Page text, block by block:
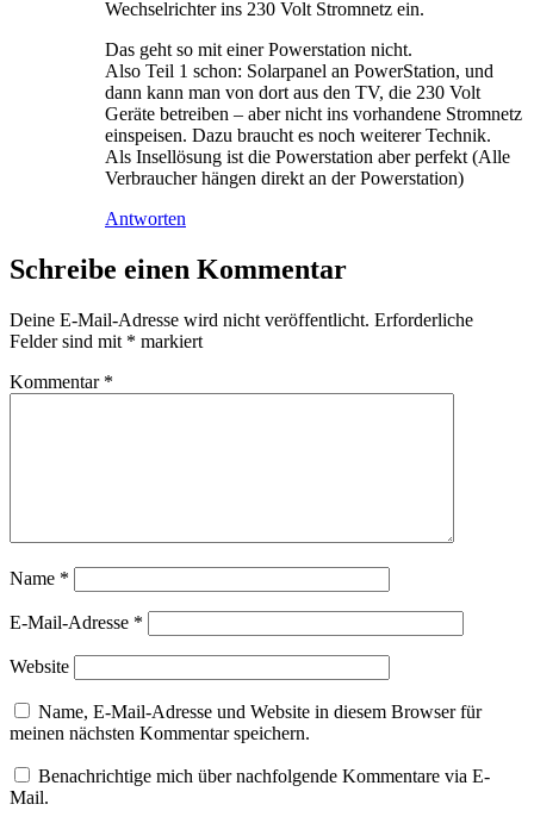
Wechselrichter ins 230 Volt Stromnetz ein.
Das geht so mit einer Powerstation nicht.
Also Teil 1 schon: Solarpanel an PowerStation, und
dann kann man von dort aus den TV, die 230 Volt
Geräte betreiben – aber nicht ins vorhandene Stromnetz
einspeisen. Dazu braucht es noch weiterer Technik.
Als Insellösung ist die Powerstation aber perfekt (Alle
Verbraucher hängen direkt an der Powerstation)
Antworten
Schreibe einen Kommentar
Deine E-Mail-Adresse wird nicht veröffentlicht. Erforderliche
Felder sind mit * markiert
Kommentar *
Name *
E-Mail-Adresse *
Website
Name, E-Mail-Adresse und Website in diesem Browser für
meinen nächsten Kommentar speichern.
Benachrichtige mich über nachfolgende Kommentare via E-
Mail.